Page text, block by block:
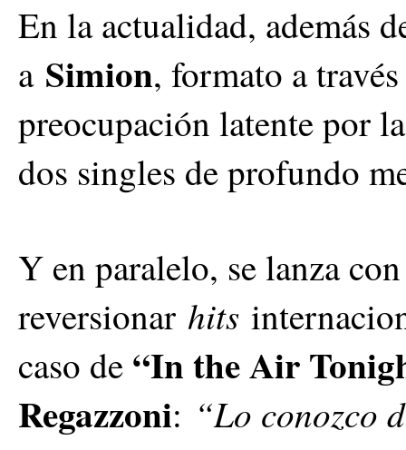
En la actualidad, además
a Simion, formato a
preocupación latente por
dos singles de profundo
Y en paralelo, se lanza
reversionar hits
caso de “In the Air
Regazzoni: “Lo conozco